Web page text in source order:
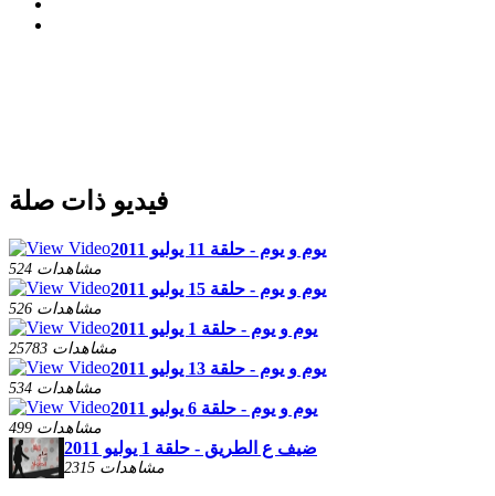
فيديو ذات صلة
يوم و يوم - حلقة 11 يوليو 2011
524 مشاهدات
يوم و يوم - حلقة 15 يوليو 2011
526 مشاهدات
يوم و يوم - حلقة 1 يوليو 2011
25783 مشاهدات
يوم و يوم - حلقة 13 يوليو 2011
534 مشاهدات
يوم و يوم - حلقة 6 يوليو 2011
499 مشاهدات
ضيف ع الطريق - حلقة 1 يوليو 2011
2315 مشاهدات